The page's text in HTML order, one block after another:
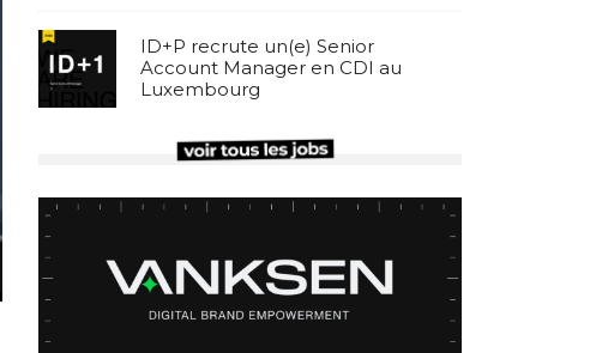
ID+P recrute un(e) Senior
Account Manager en CDI au
Luxembourg